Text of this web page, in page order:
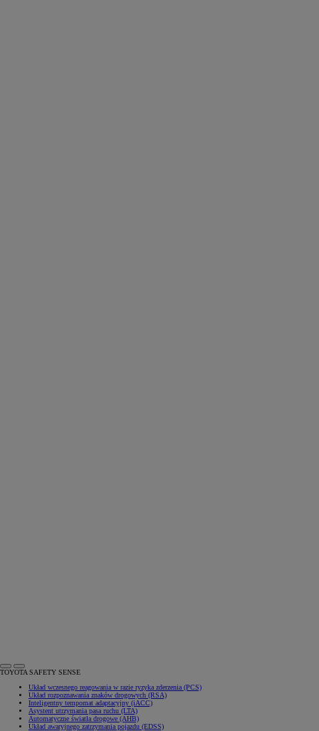
TOYOTA SAFETY SENSE
Układ wczesnego reagowania w razie ryzyka zderzenia (PCS)
Układ rozpoznawania znaków drogowych (RSA)
Inteligentny tempomat adaptacyjny (iACC)
Asystent utrzymania pasa ruchu (LTA)
Automatyczne światła drogowe (AHB)
Układ awaryjnego zatrzymania pojazdu (EDSS)